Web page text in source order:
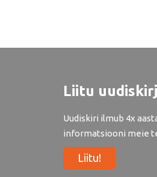
Liitu
Uudiskiri ilmub 4x
informatsiooni meie
Liitu!